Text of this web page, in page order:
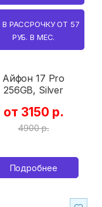
В РАССРОЧКУ ОТ 57
РУБ. В МЕС.
Айфон 17 Pro
256GB, Silver
от 3150 р.
4900 р.
Подробнее